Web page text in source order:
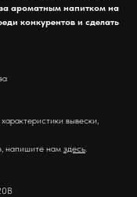
ароматным напитком на
конкурентов и сделать
вывески,
напишите нам здесь.